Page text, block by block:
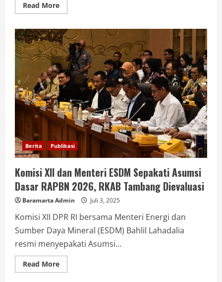
Read More
Berita Publikasi
Komisi XII dan Menteri ESDM Sepakati Asumsi
Dasar RAPBN 2026, RKAB Tambang Dievaluasi
Baramarta Admin Juli 3, 2025
Komisi XII DPR RI bersama Menteri Energi dan
Sumber Daya Mineral (ESDM) Bahlil Lahadalia
resmi menyepakati Asumsi...
Read More